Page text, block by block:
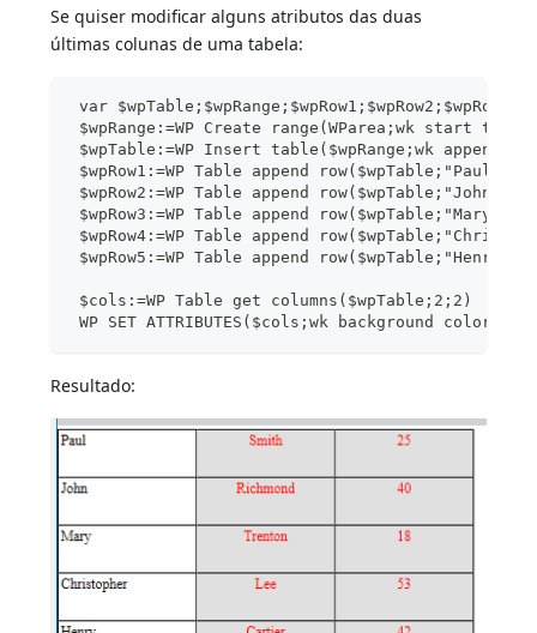
Se quiser modificar alguns atributos das duas
últimas colunas de uma tabela:
var
$wpRange:=WP Create range(WParea;wk start
$wpTable:=WP Insert table($wpRange;wk append)
$wpRow1:=WP Table append
$wpRow2:=WP Table append
$wpRow3:=WP Table append
$wpRow4:=WP Table append
$wpRow5:=WP Table append
$cols:=WP Table get columns($wpTable;2;2)
WP SET ATTRIBUTES($cols;wk background
Resultado: